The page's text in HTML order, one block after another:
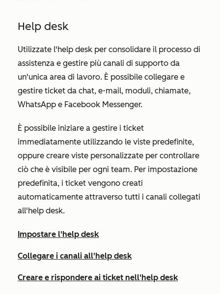
Help desk
Utilizzate l'help desk per consolidare il processo di
assistenza e gestire più canali di supporto da
un'unica area di lavoro. È possibile collegare e
gestire ticket da chat, e-mail, moduli, chiamate,
WhatsApp e Facebook Messenger.
È possibile iniziare a gestire i ticket
immediatamente utilizzando le viste predefinite,
oppure creare viste personalizzate per controllare
ciò che è visibile per ogni team. Per impostazione
predefinita, i ticket vengono creati
automaticamente attraverso tutti i canali collegati
all'help desk.
Impostare l'help desk
Collegare i canali all'help desk
Creare e rispondere ai ticket nell'help desk